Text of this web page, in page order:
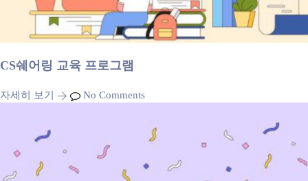
CS쉐어링 교육 프로그램
자세히 보기 No Comments